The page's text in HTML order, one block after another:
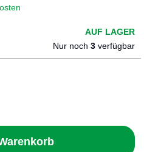
AUF LAGER
Nur noch 3 verfügbar